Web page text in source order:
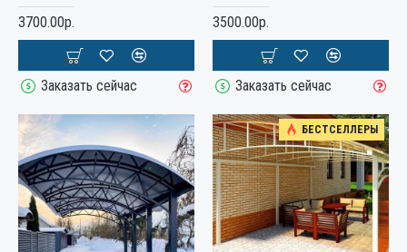
3700.00р.
Заказать сейчас
3500.00р.
Заказать сейчас
БЕСТСЕЛЛЕРЫ